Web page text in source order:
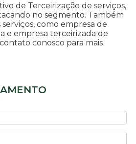
de Terceirização de serviços,
no segmento. Também
como empresa de
e empresa terceirizada de
conosco para mais